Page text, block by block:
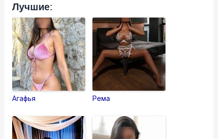
Лучшие:
Агафья Рема